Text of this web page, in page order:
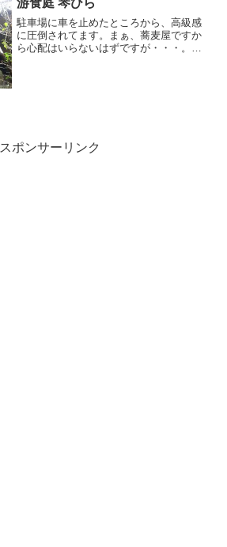
游食庭 琴ひら
駐車場に車を止めたところから、高級感
に圧倒されてます。まぁ、蕎麦屋ですか
ら心配はいらないはずですが・・・。季
スポンサーリンク